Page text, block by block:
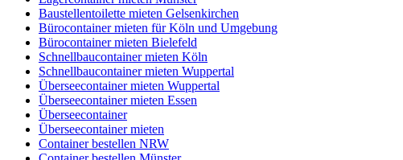
Baustellentoilette mieten Gelsenkirchen
Bürocontainer mieten für Köln und Umgebung
Bürocontainer mieten Bielefeld
Schnellbaucontainer mieten Köln
Schnellbaucontainer mieten Wuppertal
Überseecontainer mieten Wuppertal
Überseecontainer mieten Essen
Überseecontainer
Überseecontainer mieten
Container bestellen NRW